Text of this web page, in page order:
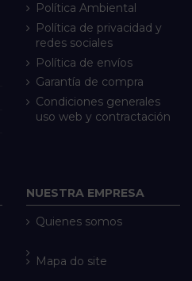
Política Ambiental
Política de privacidad y
redes sociales
Política de envíos
Garantía de compra
Condiciones generales
uso web y contractación
NUESTRA EMPRESA
Quienes somos
Mapa do site